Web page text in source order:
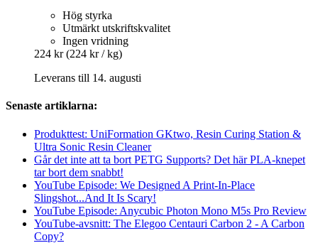
Hög styrka
Utmärkt utskriftskvalitet
Ingen vridning
224 kr (224 kr / kg)
Leverans till 14. augusti
Senaste artiklarna:
Produkttest: UniFormation GKtwo, Resin Curing Station &
Ultra Sonic Resin Cleaner
Går det inte att ta bort PETG Supports? Det här PLA-knepet
tar bort dem snabbt!
YouTube Episode: We Designed A Print-In-Place
Slingshot...And It Is Scary!
YouTube Episode: Anycubic Photon Mono M5s Pro Review
YouTube-avsnitt: The Elegoo Centauri Carbon 2 - A Carbon
Copy?